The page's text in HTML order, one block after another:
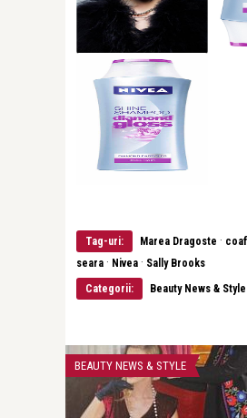
Tag-uri: Marea Dragoste ·
seara · Nivea · Sally Brooks
Categorii:
Beauty News & Style
BEAUTY NEWS & STYLE